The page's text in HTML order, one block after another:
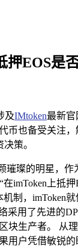
押EOS是
及IMtoken最新官
币也备受关注
策。
璀璨的明星，
imToken上抵
制，imToken
采用了先进的
块生产者。 从
用户凭借敏锐